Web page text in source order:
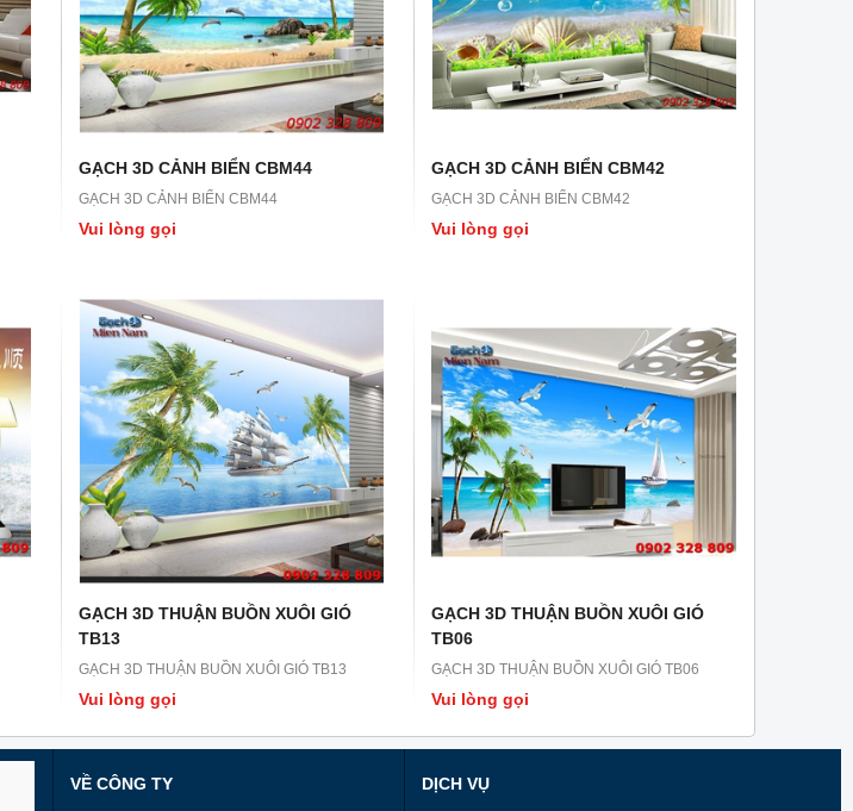
GẠCH 3D LN44
GẠCH 3D LN44
Vui lòng gọi
GẠCH 3D LN43
GẠCH 3D LN43
Vui lòng gọi
GẠCH 3D LN42
GẠCH 3D LN42
Vui lòng gọi
GẠCH 3D CẢNH BIỂN CBM44
GẠCH 3D CẢNH BIỂN CBM44
Vui lòng gọi
GẠCH 3D CẢNH BIỂN CBM42
GẠCH 3D CẢNH BIỂN CBM42
Vui lòng gọi
GẠCH 3D THUẬN BUỒN XUÔI GIÓ
TB13
GẠCH 3D THUẬN BUỒN XUÔI GIÓ TB13
Vui lòng gọi
GẠCH 3D THUẬN BUỒN XUÔI GIÓ
TB06
GẠCH 3D THUẬN BUỒN XUÔI GIÓ TB06
Vui lòng gọi
VỀ CÔNG TY DỊCH VỤ